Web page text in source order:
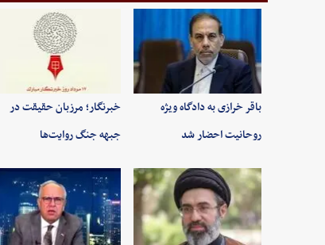
باقر خرازی به دادگاه ویژه
روحانیت احضار شد
خبرنگار؛ مرزبان حقیقت در
جبهه جنگ روایت‌ها